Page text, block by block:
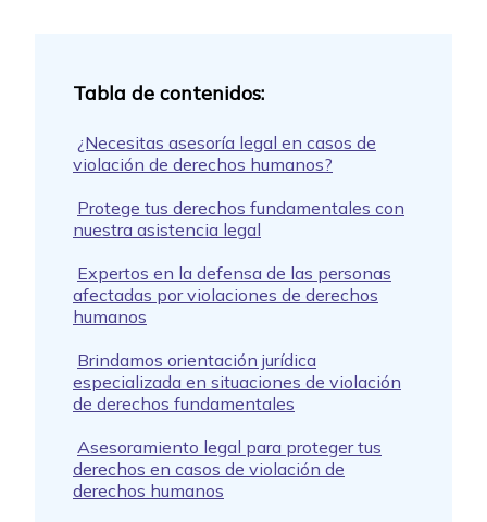
¿Necesitas asesoría legal en casos de
violación de derechos humanos?
Protege tus derechos fundamentales con
nuestra asistencia legal
Expertos en la defensa de las personas
afectadas por violaciones de derechos
humanos
Brindamos orientación jurídica
especializada en situaciones de violación
de derechos fundamentales
Asesoramiento legal para proteger tus
derechos en casos de violación de
derechos humanos